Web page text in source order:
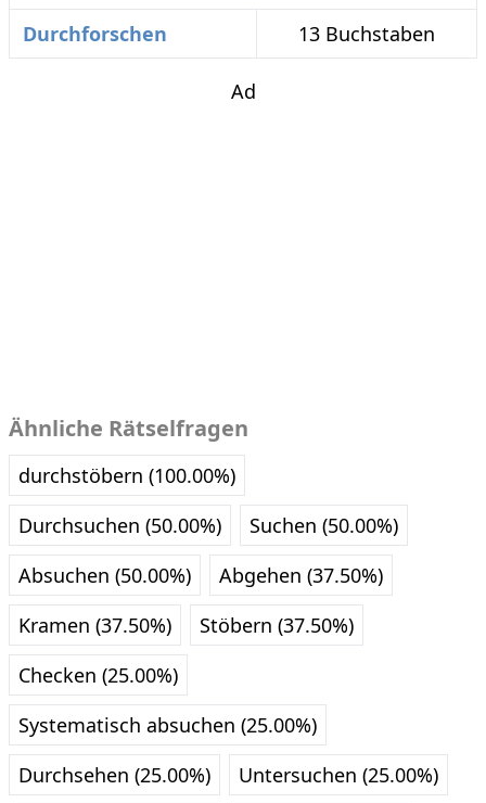
Durchforschen
13 Buchstaben
Ad
Ähnliche Rätselfragen
durchstöbern (100.00%)
Durchsuchen (50.00%)
Suchen (50.00%)
Absuchen (50.00%)
Abgehen (37.50%)
Kramen (37.50%)
Stöbern (37.50%)
Checken (25.00%)
Systematisch absuchen (25.00%)
Durchsehen (25.00%)
Untersuchen (25.00%)